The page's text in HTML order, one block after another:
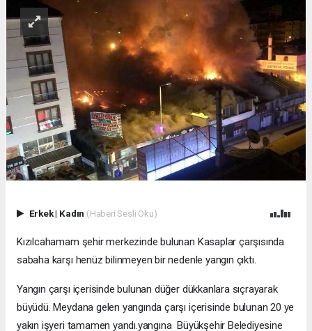
Erkek| Kadın (Haberi Sesli Oku)
Kızılcahamam şehir merkezinde bulunan Kasaplar çarşısında
sabaha karşı henüz bilinmeyen bir nedenle yangın çıktı.
Yangın çarşı içerisinde bulunan düğer dükkanlara sıçrayarak
büyüdü. Meydana gelen yangında çarşı içerisinde bulunan 20 ye
yakın işyeri tamamen yandı.yangına Büyükşehir Belediyesine